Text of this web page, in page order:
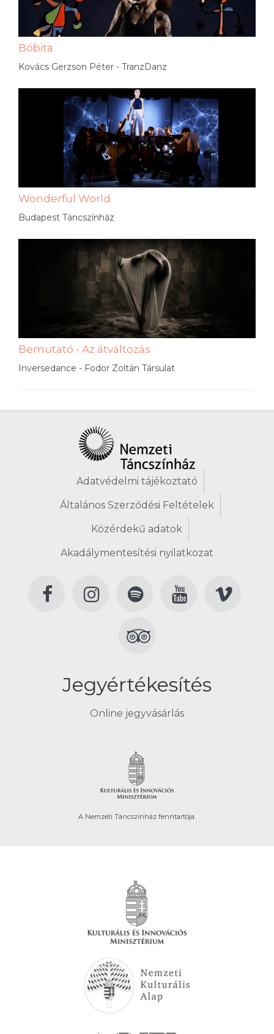
Bóbita
Kovács Gerzson Péter - TranzDanz
Wonderful World
Budapest Táncszínház
Bemutató - Az átváltozás
Inversedance - Fodor Zoltán Társulat
Adatvédelmi tájékoztató
Általános Szerződési Feltételek
Közérdekű adatok
Akadálymentesítési nyilatkozat
Jegyértékesítés
Online jegyvásárlás
A Nemzeti Táncszínház fenntartója.